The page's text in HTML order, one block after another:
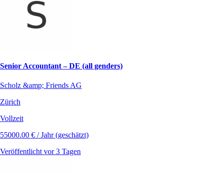
Senior Accountant – DE (all genders)
Scholz &amp; Friends AG
Zürich
Vollzeit
55000.00 € / Jahr (geschätzt)
Veröffentlicht vor 3 Tagen